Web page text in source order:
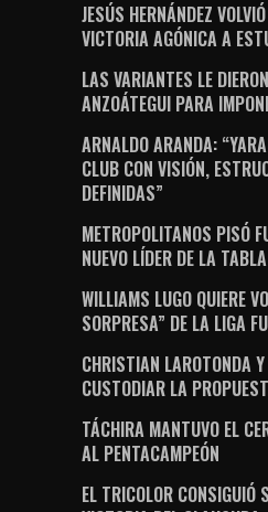
JESÚS HERNÁNDEZ
VICTORIA AGÓNICA A
LAS VARIANTES LE
ANZOÁTEGUI PARA
ARNALDO ARANDA:
CLUB CON VISIÓN,
DEFINIDAS”
METROPOLITANOS PISÓ
NUEVO LÍDER DE LA
WILLIAMS LUGO QUIERE
SORPRESA” DE LA LIGA
CHRISTIAN LAROTONDA
CUSTODIAR LA
TÁCHIRA MANTUVO EL
AL PENTACAMPEÓN
EL TRICOLOR CONSIGUIÓ